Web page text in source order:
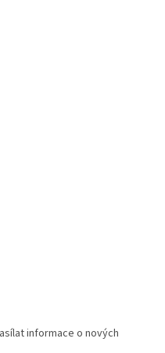
informace o nových